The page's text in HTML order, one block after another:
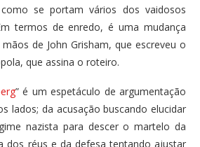
se portam vários dos vaidosos
termos de enredo, é uma mudança
de John Grisham, que escreveu o
que assina o roteiro.
” é um espetáculo de argumentação
lados; da acusação buscando elucidar
nazista para descer o martelo da
dos réus e da defesa tentando ajustar